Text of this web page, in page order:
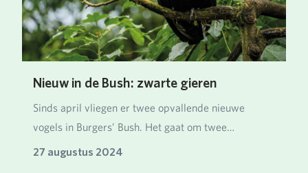
Nieuw in de Bush: zwarte gieren
Sinds april vliegen er twee opvallende nieuwe
vogels in Burgers’ Bush. Het gaat om twee
mannetjes zw…
27 augustus 2024